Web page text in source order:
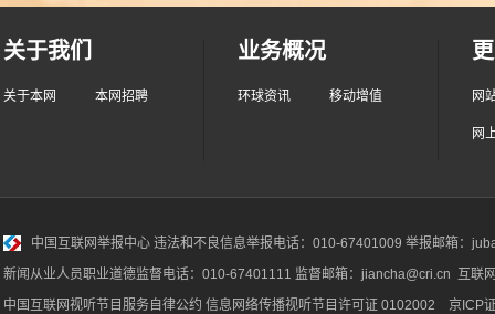
关于我们
关于本网 本网招聘
业务概况
环球资讯 移动增值 网
网
中国互联网举报中心违法和不良信息举报电话：010-67401009 举报邮箱：
新闻从业人员职业道德监督电话：010-67401111 监督邮箱：jiancha@cri.cn 互联
中国互联网视听节目服务自律公约 信息网络传播视听节目许可证 0102002 京